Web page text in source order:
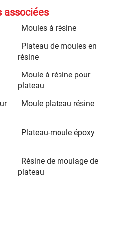
associées
Moules à résine
Plateau de moules en
résine
Moule à résine pour
plateau
Moule plateau résine
Plateau-moule époxy
Résine de moulage de
plateau